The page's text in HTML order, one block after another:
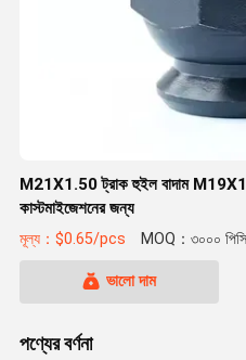
M21X1.50 ট্রাক হুইল বাদাম
কাস্টমাইজেশনের জন্য
মূল্য：$0.65/pcs MOQ：৩০০০
ভালো দাম
পণ্যের বর্ণনা